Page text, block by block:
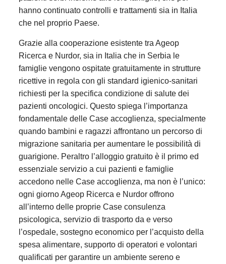
hanno continuato controlli e trattamenti sia in Italia
che nel proprio Paese.
Grazie alla cooperazione esistente tra Ageop
Ricerca e Nurdor, sia in Italia che in Serbia le
famiglie vengono ospitate gratuitamente in strutture
ricettive in regola con gli standard igienico-sanitari
richiesti per la specifica condizione di salute dei
pazienti oncologici. Questo spiega l’importanza
fondamentale delle Case accoglienza, specialmente
quando bambini e ragazzi affrontano un percorso di
migrazione sanitaria per aumentare le possibilità di
guarigione. Peraltro l’alloggio gratuito è il primo ed
essenziale servizio a cui pazienti e famiglie
accedono nelle Case accoglienza, ma non è l’unico:
ogni giorno Ageop Ricerca e Nurdor offrono
all’interno delle proprie Case consulenza
psicologica, servizio di trasporto da e verso
l’ospedale, sostegno economico per l’acquisto della
spesa alimentare, supporto di operatori e volontari
qualificati per garantire un ambiente sereno e